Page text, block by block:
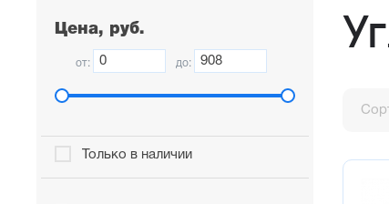
Цена, руб.
от: до:
Только в наличии